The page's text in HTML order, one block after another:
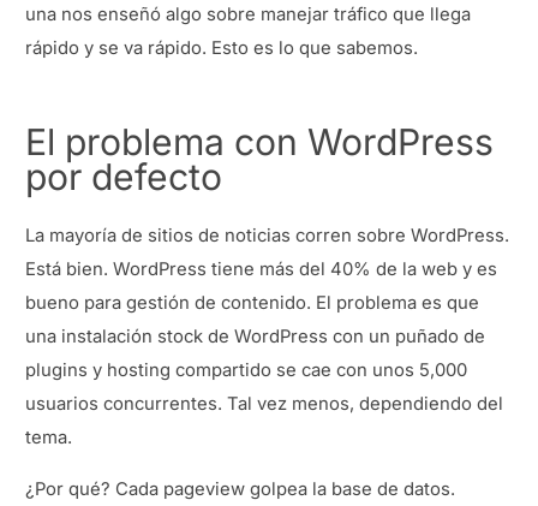
una nos enseñó algo sobre manejar tráfico que llega
rápido y se va rápido. Esto es lo que sabemos.
El problema con WordPress
por defecto
La mayoría de sitios de noticias corren sobre WordPress.
Está bien. WordPress tiene más del 40% de la web y es
bueno para gestión de contenido. El problema es que
una instalación stock de WordPress con un puñado de
plugins y hosting compartido se cae con unos 5,000
usuarios concurrentes. Tal vez menos, dependiendo del
tema.
¿Por qué? Cada pageview golpea la base de datos.